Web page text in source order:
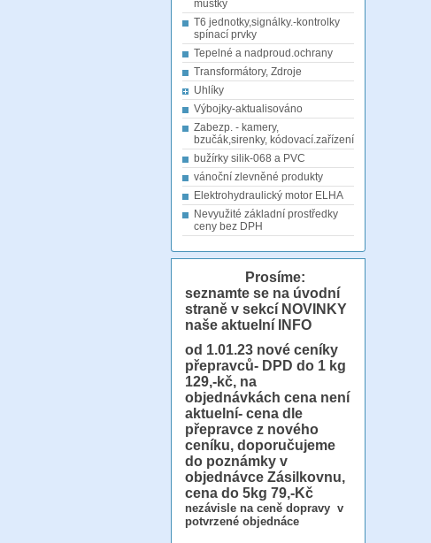
můstky
T6 jednotky,signálky.-kontrolky
spínací prvky
Tepelné a nadproud.ochrany
Transformátory, Zdroje
Uhlíky
Výbojky-aktualisováno
Zabezp. - kamery,
bzučák,sirenky, kódovací.zařízení
bužírky silik-068 a PVC
vánoční zlevněné produkty
Elektrohydraulický motor ELHA
Nevyužité základní prostředky
ceny bez DPH
Prosíme:
seznamte se na úvodní
straně v sekcí NOVINKY
naše aktuelní INFO
od 1.01.23 nové ceníky
přepravců- DPD do 1 kg
129,-kč, na
objednávkách cena není
aktuelní- cena dle
přepravce z nového
ceníku, doporučujeme
do poznámky v
objednávce Zásilkovnu,
cena do 5kg 79,-Kč
nezávisle na ceně dopravy v
potvrzené objednáce